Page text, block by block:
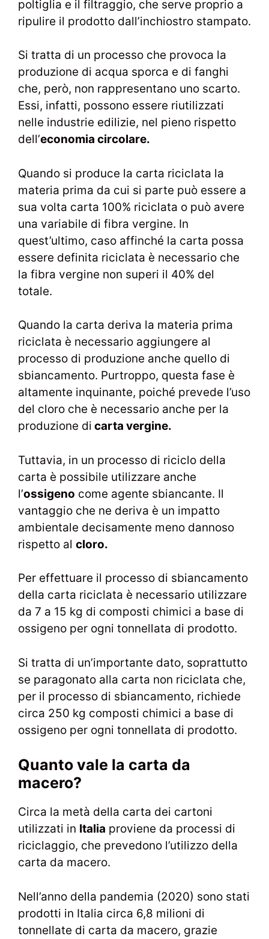
poltiglia e il filtraggio, che serve proprio a
ripulire il prodotto dall’inchiostro stampato.
Si tratta di un processo che provoca la
produzione di acqua sporca e di fanghi
che, però, non rappresentano uno scarto.
Essi, infatti, possono essere riutilizzati
nelle industrie edilizie, nel pieno rispetto
dell’economia circolare.
Quando si produce la carta riciclata la
materia prima da cui si parte può essere a
sua volta carta 100% riciclata o può avere
una variabile di fibra vergine. In
quest’ultimo, caso affinché la carta possa
essere definita riciclata è necessario che
la fibra vergine non superi il 40% del
totale.
Quando la carta deriva la materia prima
riciclata è necessario aggiungere al
processo di produzione anche quello di
sbiancamento. Purtroppo, questa fase è
altamente inquinante, poiché prevede l’uso
del cloro che è necessario anche per la
produzione di carta vergine.
Tuttavia, in un processo di riciclo della
carta è possibile utilizzare anche
l’ossigeno come agente sbiancante. Il
vantaggio che ne deriva è un impatto
ambientale decisamente meno dannoso
rispetto al cloro.
Per effettuare il processo di sbiancamento
della carta riciclata è necessario utilizzare
da 7 a 15 kg di composti chimici a base di
ossigeno per ogni tonnellata di prodotto.
Si tratta di un’importante dato, soprattutto
se paragonato alla carta non riciclata che,
per il processo di sbiancamento, richiede
circa 250 kg composti chimici a base di
ossigeno per ogni tonnellata di prodotto.
Quanto vale la carta da
macero?
Circa la metà della carta dei cartoni
utilizzati in Italia proviene da processi di
riciclaggio, che prevedono l’utilizzo della
carta da macero.
Nell’anno della pandemia (2020) sono stati
prodotti in Italia circa 6,8 milioni di
tonnellate di carta da macero, grazie